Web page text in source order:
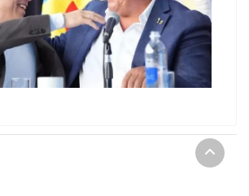
REPORTE DIGITAL Copyright © 2021